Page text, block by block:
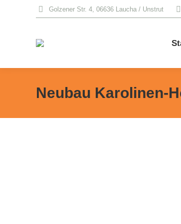
Golzener Str. 4, 06636 Laucha / Unstrut
Neubau Karolinen-